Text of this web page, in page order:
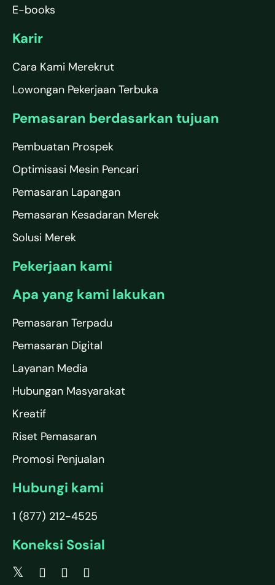
E-books
Karir
Cara Kami Merekrut
Lowongan Pekerjaan Terbuka
Pemasaran berdasarkan tujuan
Pembuatan Prospek
Optimisasi Mesin Pencari
Pemasaran Lapangan
Pemasaran Kesadaran Merek
Solusi Merek
Pekerjaan kami
Apa yang kami lakukan
Pemasaran Terpadu
Pemasaran Digital
Layanan Media
Hubungan Masyarakat
Kreatif
Riset Pemasaran
Promosi Penjualan
Hubungi kami
1 (877) 212-4525
Koneksi Sosial